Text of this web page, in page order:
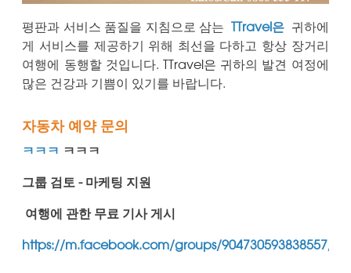
평판과 서비스 품질을 지침으로 삼는 TTravel은귀하에
게 서비스를 제공하기 위해 최선을 다하고 항상 장거리
여행에 동행할 것입니다. TTravel은 귀하의 발견 여정에
많은 건강과 기쁨이 있기를 바랍니다.
자동차 예약 문의
ㅋㅋㅋ ㅋㅋㅋ
그룹 검토 - 마케팅 지원
여행에 관한 무료 기사 게시
https://m.facebook.com/groups/904730593838557/